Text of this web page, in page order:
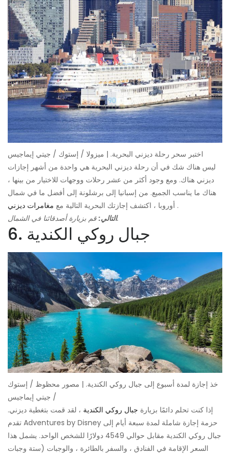
اختبر سحر رحلة ديزني البحرية. | ميزولا / إستوك / جيتي إيماجيس
ليس هناك شك في أن رحلة ديزني البحرية هي واحدة من أشهر إجازات
ديزني هناك. ومع وجود أكثر من عشر رحلات ووجهات للاختيار من بينها ،
هناك ما يناسب الجميع. من إسبانيا إلى برشلونة إلى أفضل ما في شمال
أوروبا ، اكتشف إجازتك البحرية التالية مع مغامرات ديزني
.
التالي:قم بزيارة أصدقائنا في الشمال.
6. جبال روكي الكندية
خذ إجازة لمدة أسبوع إلى جبال روكي الكندية. | مصور محظوظ / إستوك
/ جيتي إيماجيس
إذا كنت تحلم دائمًا بزيارة جبال روكي الكندية ، لقد قمت بتغطية ديزني.
تقدم Adventures by Disney حزمة إجازة شاملة لمدة سبعة أيام إلى
جبال روكي الكندية مقابل حوالي 4549 دولارًا للشخص الواحد. يشمل هذا
السعر الإقامة في الفنادق ، والسفر بالطائرة ، والوجبات (ستة وجبات